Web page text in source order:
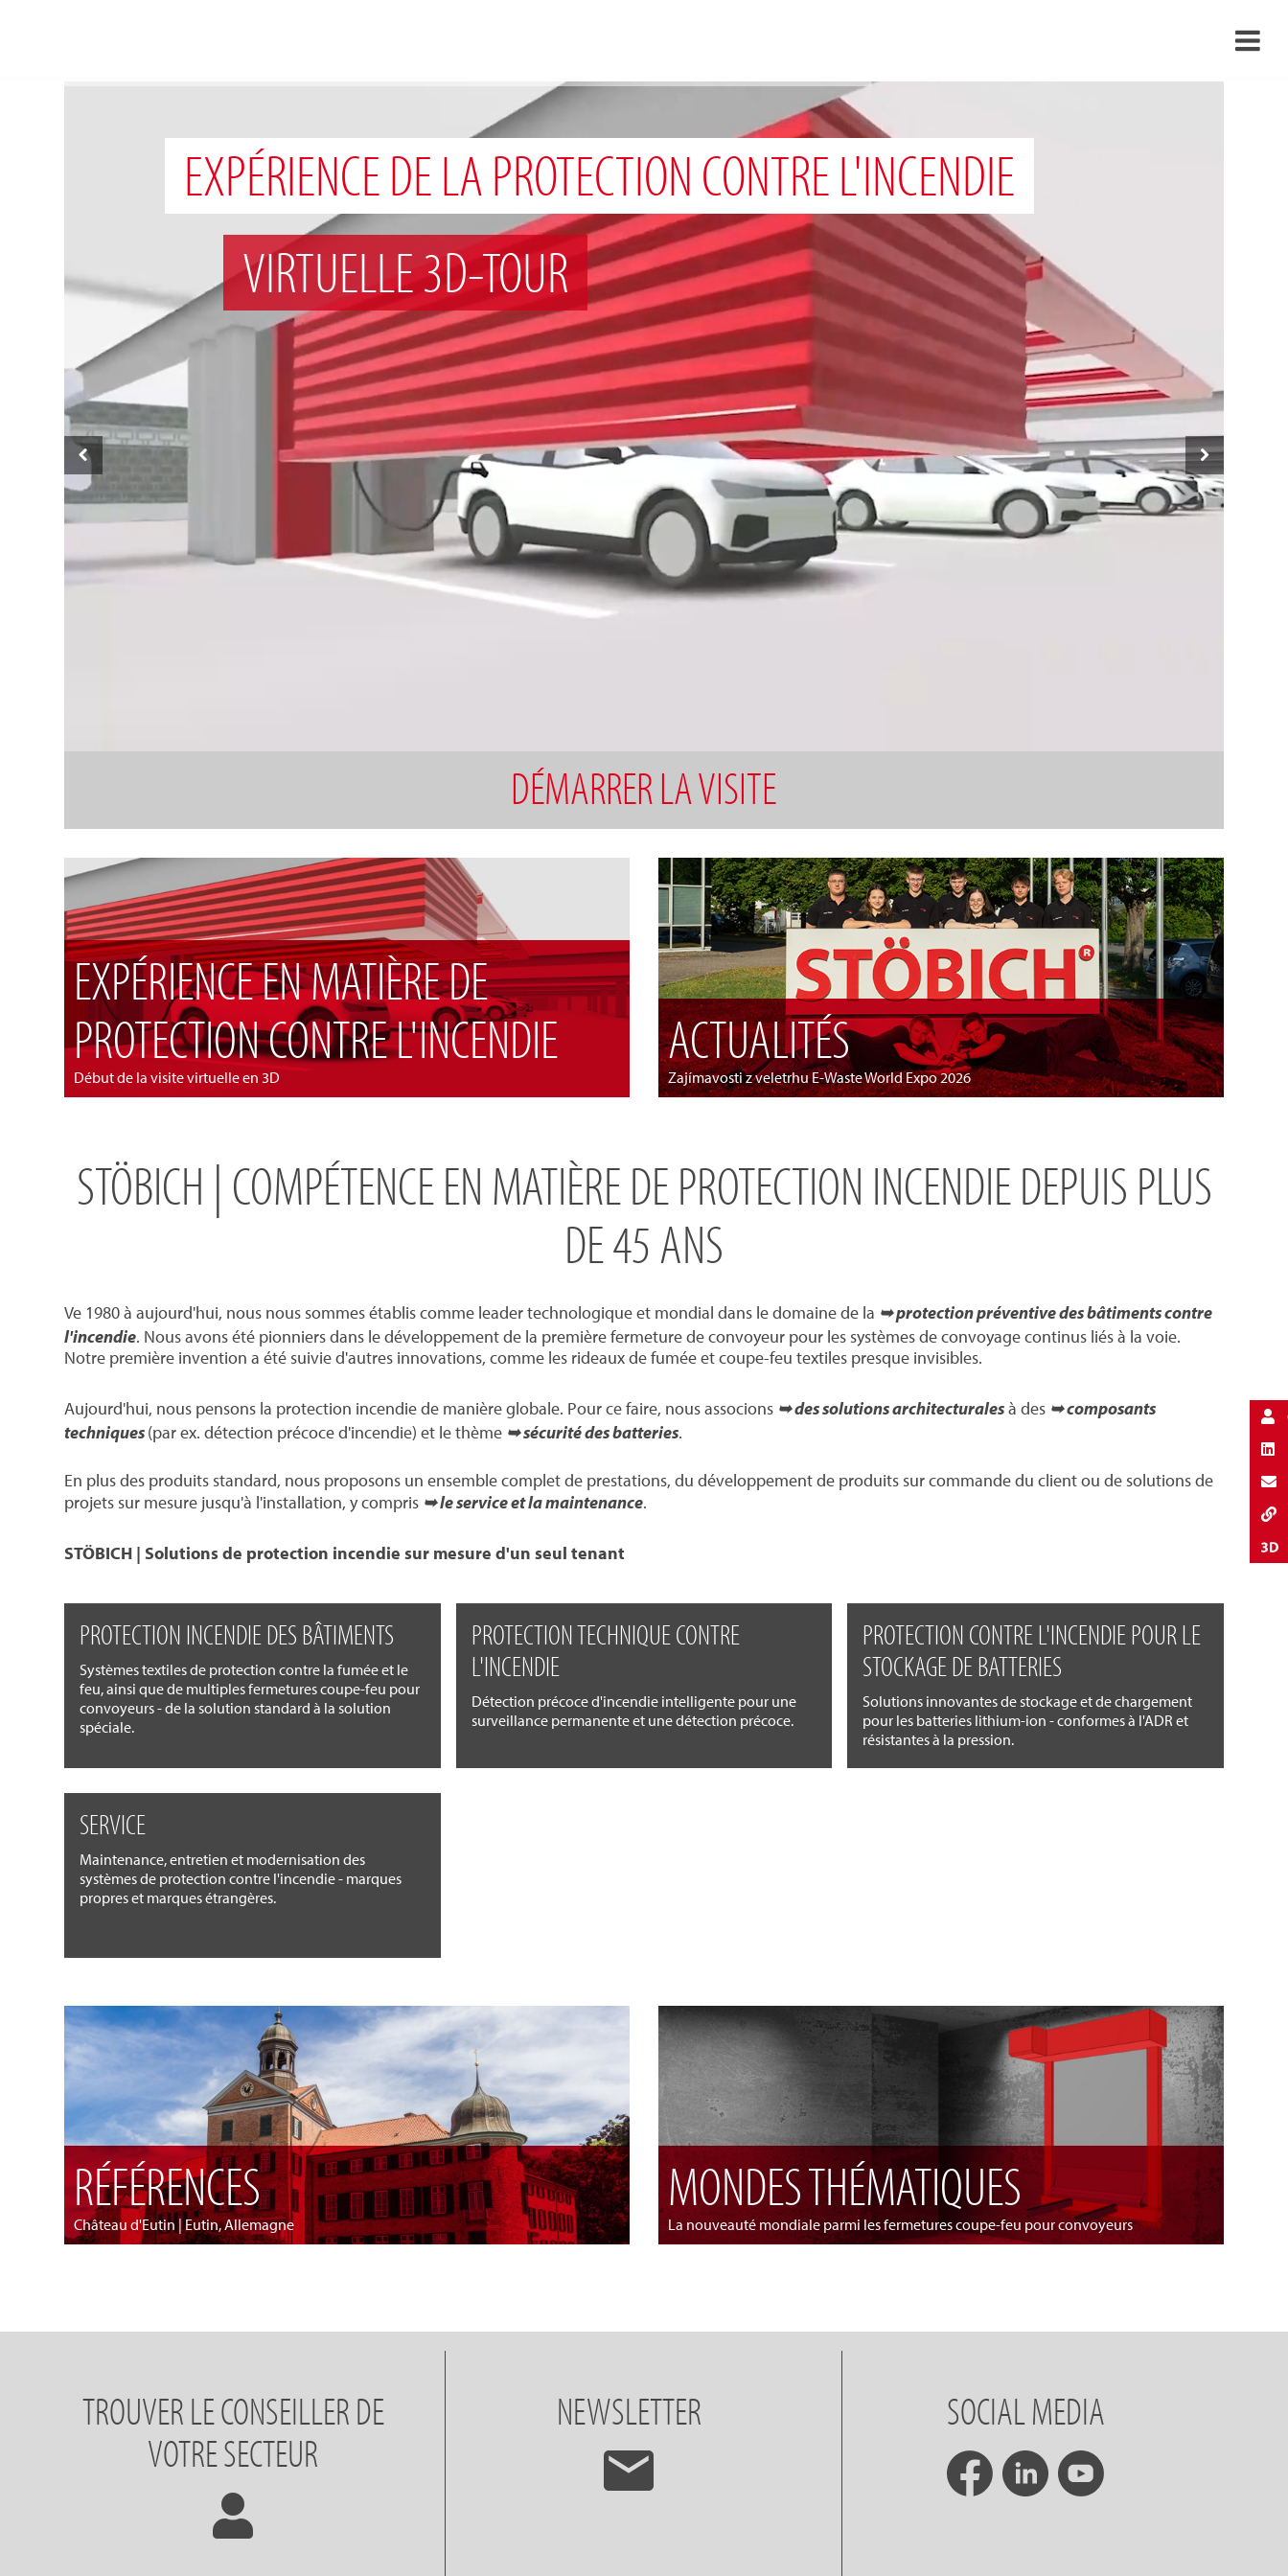
À propos de nous
Actualités
DÉMARRER LA VISITE
EXPÉRIENCE DE LA PROTECTION CONTRE L'INCENDIE
VIRTUELLE 3D-TOUR
EXPÉRIENCE EN MATIÈRE DE
PROTECTION CONTRE L'INCENDIE
Début de la visite virtuelle en 3D
ACTUALITÉS
Zajímavosti z veletrhu E-Waste World Expo 2026
STÖBICH | COMPÉTENCE EN MATIÈRE DE PROTECTION INCENDIE DEPUIS PLUS
DE 45 ANS
Ve 1980 à aujourd'hui, nous nous sommes établis comme leader technologique et mondial dans le domaine de la ➥ protection préventive des bâtiments contre
l'incendie. Nous avons été pionniers dans le développement de la première fermeture de convoyeur pour les systèmes de convoyage continus liés à la voie.
Notre première invention a été suivie d'autres innovations, comme les rideaux de fumée et coupe-feu textiles presque invisibles.
Aujourd'hui, nous pensons la protection incendie de manière globale. Pour ce faire, nous associons ➥ des solutions architecturalesà des ➥ composants
techniques(par ex. détection précoce d'incendie) et le thème ➥ sécurité des batteries.
En plus des produits standard, nous proposons un ensemble complet de prestations, du développement de produits sur commande du client ou de solutions de
projets sur mesure jusqu'à l'installation, y compris ➥ le service et la maintenance.
STÖBICH | Solutions de protection incendie sur mesure d'un seul tenant
PROTECTION INCENDIE DES BÂTIMENTS
Systèmes textiles de protection contre la fumée et le
feu, ainsi que de multiples fermetures coupe-feu pour
convoyeurs - de la solution standard à la solution
spéciale.
PROTECTION TECHNIQUE CONTRE
L'INCENDIE
Détection précoce d'incendie intelligente pour une
surveillance permanente et une détection précoce.
PROTECTION CONTRE L'INCENDIE POUR LE
STOCKAGE DE BATTERIES
Solutions innovantes de stockage et de chargement
pour les batteries lithium-ion - conformes à l'ADR et
résistantes à la pression.
SERVICE
Maintenance, entretien et modernisation des
systèmes de protection contre l'incendie - marques
propres et marques étrangères.
RÉFÉRENCES
Château d'Eutin | Eutin, Allemagne
MONDES THÉMATIQUES
La nouveauté mondiale parmi les fermetures coupe-feu pour convoyeurs
TROUVER LE CONSEILLER DE
VOTRE SECTEUR
NEWSLETTER SOCIAL MEDIA